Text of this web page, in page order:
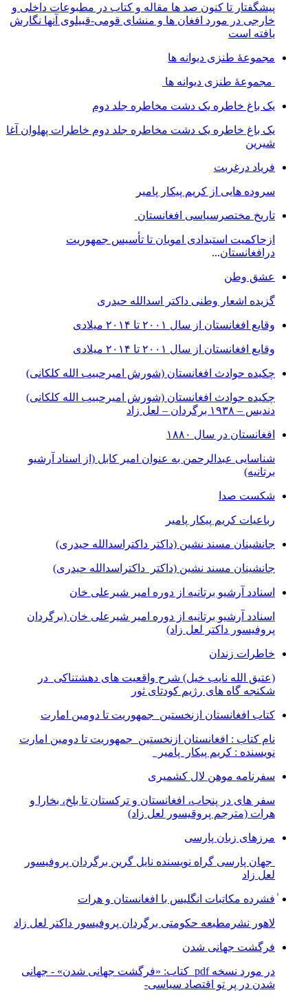
پیشگفتار تا کنون صد ھا مقاله و کتاب در مطبوعات داخلی و
خارجی در مورد افغان ھا و منشای قومی-قبیلوی آنھا نگارش
یافته است
مجموعهٔ طنزی دیوانه ها
مجموعهٔ طنزی دیوانه ها
یک باغ خاطره یک دشت مخاطره جلد دوم
یک باغ خاطره یک دشت مخاطره جلد دوم خاطرات پهلوان آغا
شیرین
فریاد درغربت
سروده هایی از کریم پیکار پامیر
تاریخ مختصرسیاسی افغانستان
ازحاکمیت استبدادی امویان تا تأسیس جمهوریت
درافغانستان...
عشق وطن
گزیده اشعار وطنی داکتر اسدالله حیدری
وقایع افغانستان از سال ۲۰۰۱ تا ۲۰۱۴ میلادی
وقایع افغانستان از سال ۲۰۰۱ تا ۲۰۱۴ میلادی
چکیده حوادث افغانستان (شورش امیرحبیب الله کلکانی)
چکیده حوادث افغانستان (شورش امیرحبیب الله کلکانی)
دندیس – ١٩٣٨ برگردان – لعل زاد
افغانستان در سال ۱۸۸۰
شناسایی عبدالرحمن به عنوان امیر کابل (از اسناد آرشیو
برتانیه)
شکست صدا
رباعیات کریم پیکار پامیر
جانشینان مسند نشین (داکتر داکتراسدالله حیدری)
جانشینان مسند نشین (داکتر داکتراسدالله حیدری)
اسنادد آرشیو برتانیه از دوره امیر شیرعلی خان
اسنادد آرشیو برتانیه از دوره امیر شیرعلی خان (برگردان
پروفیسور داکتر لعل زاد)
خاطرات زندان
(عتیق الله نایب خیل) شرح واقعیت های دهشتناکی در
شکنجه گاه های رژیم کودتای ثور
کتاب افغانستان ازنخستین جمهوریت تا دومین امارت
نام کتاب : افغانستان ازنخستین جمهوریت تا دومین امارت
نویسنده : کریم پیکار پامیر
سفرنامه موهن لال کشمیری
سفر های در پنجاب، افغانستان و ترکستان تا بلخ، بخارا و
هرات (مترجم پروقیسور لعل زاد)
مرزهای زبان پارسی
جهان پارسی گراه نویسنده نایل گرین برگردان پروفیسور
لعل زاد
ٰفشرده مکاتبات انگلیس با افغانستان و هرات
لاهور نشرمطبعه حکومتی برگردان پروفیسور داکتر لعل زاد
فرگشت جهانی شدن
در مورد نسخه pdf کتاب: «فرگشت جهانی شدن» - جهانی
شدن در پر تو اقتصاد سیاسی-